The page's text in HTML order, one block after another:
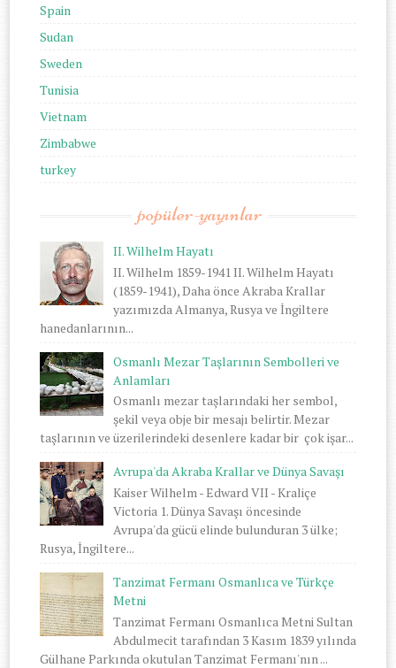
Spain
Sudan
Sweden
Tunisia
Vietnam
Zimbabwe
turkey
popüler-yayınlar
II. Wilhelm Hayatı
II. Wilhelm 1859-1941 II. Wilhelm Hayatı
(1859-1941), Daha önce Akraba Krallar
yazımızda Almanya, Rusya ve İngiltere
hanedanlarının...
Osmanlı Mezar Taşlarının Sembolleri ve
Anlamları
Osmanlı mezar taşlarındaki her sembol,
şekil veya obje bir mesajı belirtir. Mezar
taşlarının ve üzerilerindeki desenlere kadar bir çok işar...
Avrupa'da Akraba Krallar ve Dünya Savaşı
Kaiser Wilhelm - Edward VII - Kraliçe
Victoria 1. Dünya Savaşı öncesinde
Avrupa'da gücü elinde bulunduran 3 ülke;
Rusya, İngiltere...
Tanzimat Fermanı Osmanlıca ve Türkçe
Metni
Tanzimat Fermanı Osmanlıca Metni Sultan
Abdulmecit tarafından 3 Kasım 1839 yılında
Gülhane Parkında okutulan Tanzimat Fermanı'nın ...